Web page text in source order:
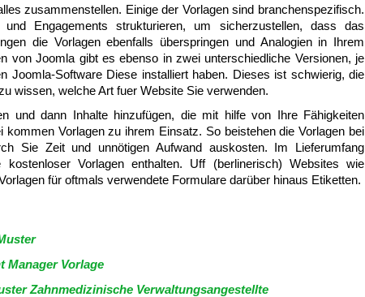
zusammenstellen. Einige der Vorlagen sind branchenspezifisch.
Engagements strukturieren, um sicherzustellen, dass das
die Vorlagen ebenfalls überspringen und Analogien in Ihrem
von Joomla gibt es ebenso in zwei unterschiedliche Versionen, je
Joomla-Software Diese installiert haben. Dieses ist schwierig, die
wissen, welche Art fuer Website Sie verwenden.
und dann Inhalte hinzufügen, die mit hilfe von Ihre Fähigkeiten
Vorlagen zu ihrem Einsatz. So beistehen die Vorlagen bei
Sie Zeit und unnötigen Aufwand auskosten. Im Lieferumfang
Vorlagen enthalten. Uff (berlinerisch) Websites wie
für oftmals verwendete Formulare darüber hinaus Etiketten.
Manager Vorlage
Zahnmedizinische Verwaltungsangestellte